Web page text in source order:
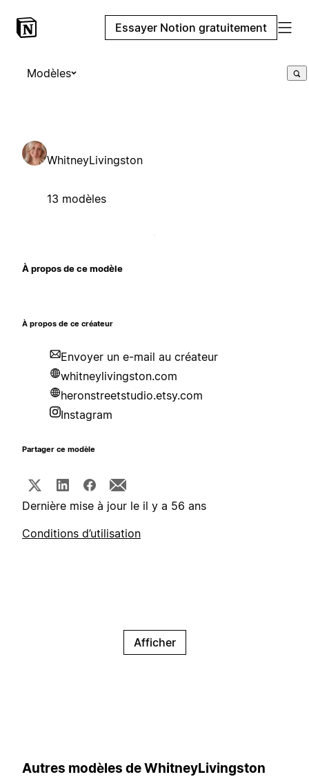
Essayer Notion gratuitement
Modèles
WhitneyLivingston
13 modèles
À propos de ce modèle
À propos de ce créateur
Envoyer un e-mail au créateur
whitneylivingston.com
heronstreetstudio.etsy.com
Instagram
Partager ce modèle
Dernière mise à jour le il y a 56 ans
Conditions d’utilisation
Afficher
Autres modèles de WhitneyLivingston